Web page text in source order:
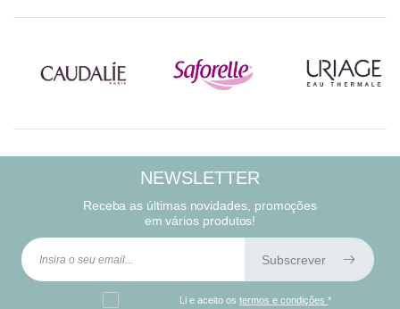
NEWSLETTER
Receba as últimas novidades, promoções
em vários produtos!
Subscrever
Li e aceito ostermos e condições*